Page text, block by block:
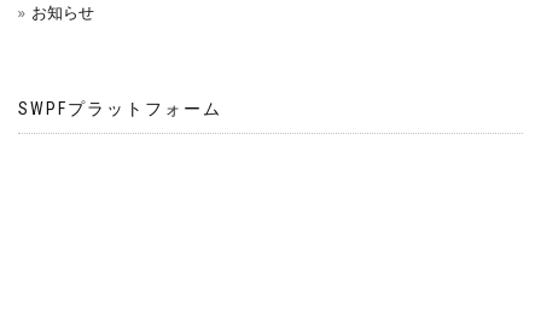
お知らせ
SWPFプラットフォーム